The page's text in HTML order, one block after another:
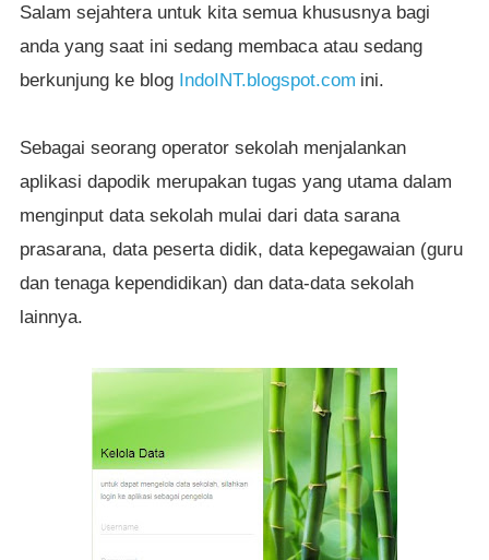
Salam sejahtera untuk kita semua khususnya bagi
anda yang saat ini sedang membaca atau sedang
berkunjung ke blog IndoINT.blogspot.com ini.
Sebagai seorang operator sekolah menjalankan
aplikasi dapodik merupakan tugas yang utama dalam
menginput data sekolah mulai dari data sarana
prasarana, data peserta didik, data kepegawaian (guru
dan tenaga kependidikan) dan data-data sekolah
lainnya.